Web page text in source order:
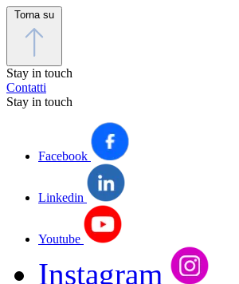
Torna su
Stay in touch
Contatti
Stay in touch
Facebook
Linkedin
Youtube
Instagram